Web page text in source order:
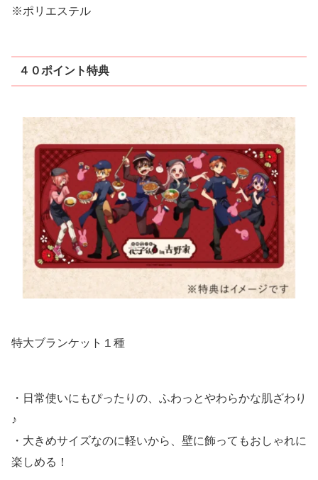
※ポリエステル
４０ポイント特典
特大ブランケット１種
・日常使いにもぴったりの、ふわっとやわらかな肌ざわり
♪
・大きめサイズなのに軽いから、壁に飾ってもおしゃれに
楽しめる！